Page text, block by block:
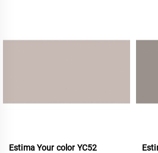
Estima Your color YC52